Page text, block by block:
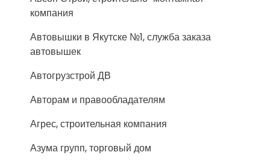
компания
Автовышки в Якутске №1, служба заказа
автовышек
Автогрузстрой ДВ
Авторам и правообладателям
Агрес, строительная компания
Азума групп, торговый дом